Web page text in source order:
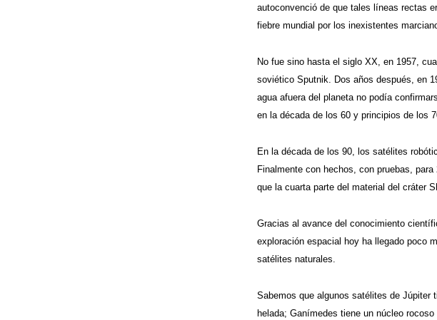
autoconvenció de que tales líneas rectas
fiebre mundial por los inexistentes
No fue sino hasta el siglo XX, en 1957,
soviético Sputnik. Dos años después, en
agua afuera del planeta no podía
en la década de los 60 y principios de los
En la década de los 90, los satélites
Finalmente con hechos, con pruebas,
que la cuarta parte del material del cráter
Gracias al avance del conocimiento
exploración espacial hoy ha llegado poco
satélites naturales.
Sabemos que algunos satélites de Júpiter
helada; Ganímedes tiene un núcleo